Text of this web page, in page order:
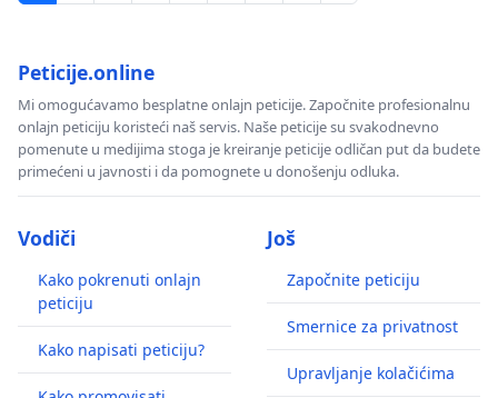
Peticije.online
Mi omogućavamo besplatne onlajn peticije. Započnite profesionalnu
onlajn peticiju koristeći naš servis. Naše peticije su svakodnevno
pomenute u medijima stoga je kreiranje peticije odličan put da budete
primećeni u javnosti i da pomognete u donošenju odluka.
Vodiči
Kako pokrenuti onlajn
peticiju
Kako napisati peticiju?
Još
Započnite peticiju
Smernice za privatnost
Upravljanje kolačićima